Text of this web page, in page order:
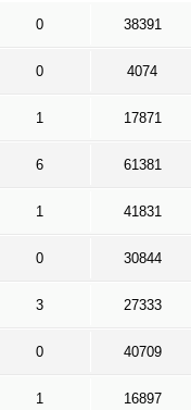
0 38391
0 4074
1 17871
6 61381
1 41831
0 30844
3 27333
0 40709
1 16897